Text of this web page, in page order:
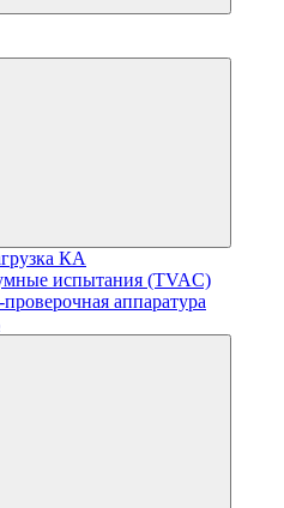
КА
испытания (TVAC)
аппаратура